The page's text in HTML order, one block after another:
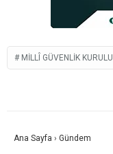
MILLÎ GÜVENLIK KURULU
Ana Sayfa › Gündem